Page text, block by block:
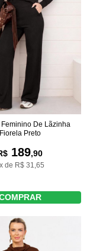
De Lãzinha
Fiorela Preto
189,90
de R$ 31,65